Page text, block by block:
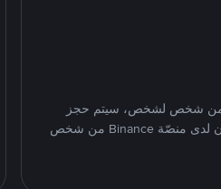
من شخص لشخص، سيتم حجز
الأصل الرقمي في الضمان لدى منصّة Binance من شخص